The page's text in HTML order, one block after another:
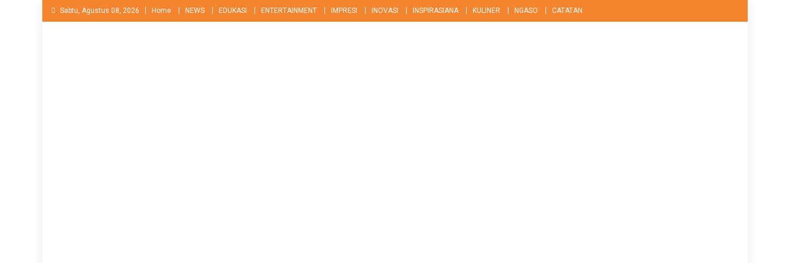
Skip
to
Sabtu, Agustus 08, 2026 Home NEWS EDUKASI ENTERTAINMENT IMPRESI INOVASI INSPIRASIANA KULINER NGASO CATATAN